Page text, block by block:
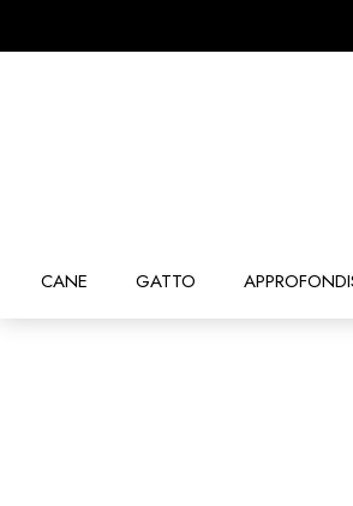
CANE GATTO